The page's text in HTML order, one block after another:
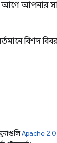
আগে আপনার
বিশদ
Apache